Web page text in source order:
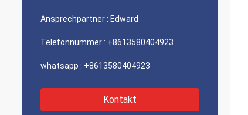
Ansprechpartner : Edward
Telefonnummer : +8613580404923
whatsapp : +8613580404923
Kontakt